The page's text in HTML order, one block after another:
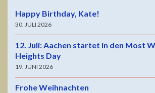
Happy Birthday, Kate!
30. JULI 2026
12. Juli: Aachen startet in den Most
Heights Day
19. JUNI 2026
Frohe Weihnachten